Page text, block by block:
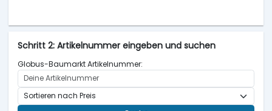
Schritt 2: Artikelnummer eingeben und suchen
Globus-Baumarkt Artikelnummer: